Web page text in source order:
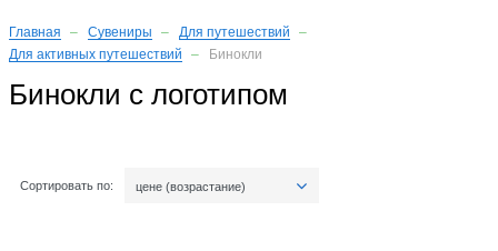
Главная Сувениры
Для путешествий
Для активных путешествий
Бинокли
Бинокли с логотипом
Сортировать по: цене (возрастание)